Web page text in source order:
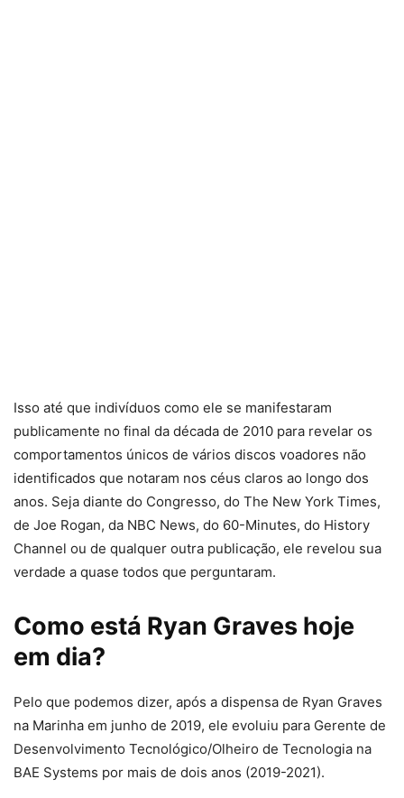
Isso até que indivíduos como ele se manifestaram
publicamente no final da década de 2010 para revelar os
comportamentos únicos de vários discos voadores não
identificados que notaram nos céus claros ao longo dos
anos. Seja diante do Congresso, do The New York Times,
de Joe Rogan, da NBC News, do 60-Minutes, do History
Channel ou de qualquer outra publicação, ele revelou sua
verdade a quase todos que perguntaram.
Como está Ryan Graves hoje
em dia?
Pelo que podemos dizer, após a dispensa de Ryan Graves
na Marinha em junho de 2019, ele evoluiu para Gerente de
Desenvolvimento Tecnológico/Olheiro de Tecnologia na
BAE Systems por mais de dois anos (2019-2021).